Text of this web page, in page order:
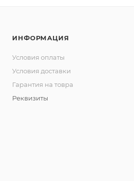
ИНФОРМАЦИЯ
Условия оплаты
Условия доставки
Гарантия на товра
Реквизиты